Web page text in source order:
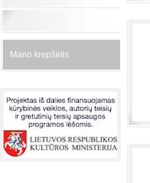
Mano krepšelis